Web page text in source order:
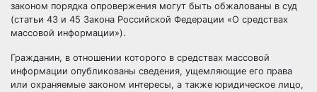
законом порядка опровержения могут быть обжалованы в суд
(статьи 43 и 45 Закона Российской Федерации «О средствах
массовой информации»).
Гражданин, в отношении которого в средствах массовой
информации опубликованы сведения, ущемляющие его права
или охраняемые законом интересы, а также юридическое лицо,